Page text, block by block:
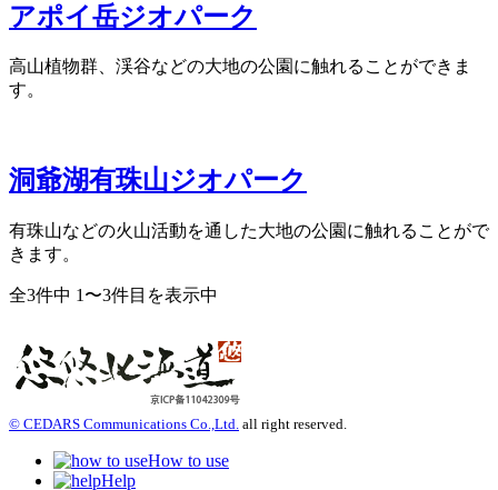
アポイ岳ジオパーク
高山植物群、渓谷などの大地の公園に触れることができま
す。
洞爺湖有珠山ジオパーク
有珠山などの火山活動を通した大地の公園に触れることがで
きます。
全3件中 1〜3件目を表示中
© CEDARS Communications Co.,Ltd. all right reserved.
How to use
Help